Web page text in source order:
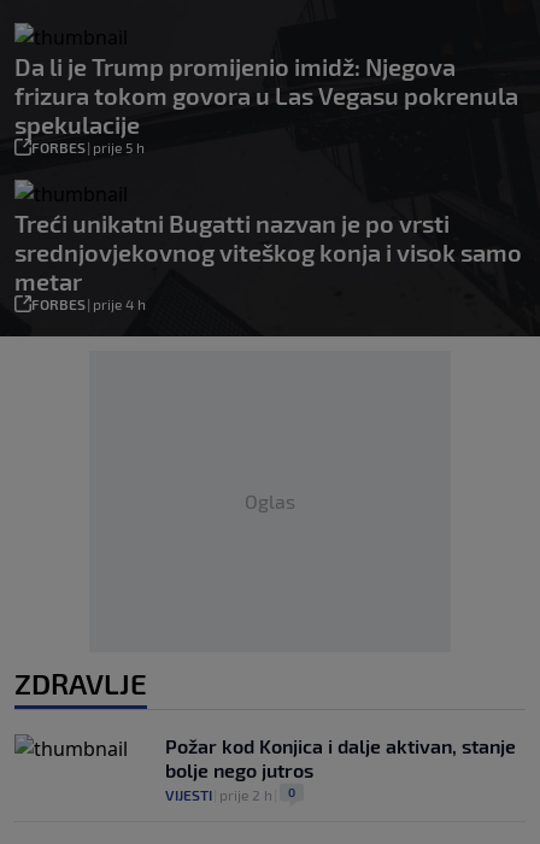
Da li je Trump promijenio imidž: Njegova
frizura tokom govora u Las Vegasu pokrenula
spekulacije
FORBES| prije 5 h
Treći unikatni Bugatti nazvan je po vrsti
srednjovjekovnog viteškog konja i visok samo
metar
FORBES| prije 4 h
Oglas
ZDRAVLJE
Požar kod Konjica i dalje aktivan, stanje
bolje nego jutros
VIJESTI prije 2 h 0